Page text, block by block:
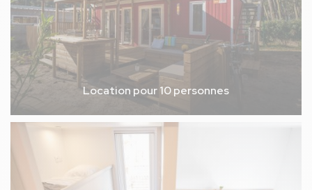
Location pour 10 personnes